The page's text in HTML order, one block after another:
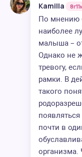
Kamilla
По мнению
наиболее
малыша –
Однако не
тревогу,
рамки. В
такого
почти в
организма.